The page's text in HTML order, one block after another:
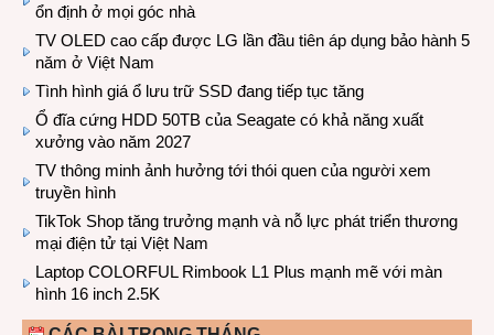
ổn định ở mọi góc nhà
TV OLED cao cấp được LG lần đầu tiên áp dụng bảo hành 5
năm ở Việt Nam
Tình hình giá ổ lưu trữ SSD đang tiếp tục tăng
Ổ đĩa cứng HDD 50TB của Seagate có khả năng xuất
xưởng vào năm 2027
TV thông minh ảnh hưởng tới thói quen của người xem
truyền hình
TikTok Shop tăng trưởng mạnh và nỗ lực phát triển thương
mại điện tử tại Việt Nam
Laptop COLORFUL Rimbook L1 Plus mạnh mẽ với màn
hình 16 inch 2.5K